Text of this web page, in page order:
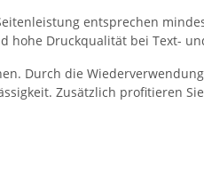
entsprechen
hohe Druckqualität bei Text-
Durch die
Zusätzlich profitieren